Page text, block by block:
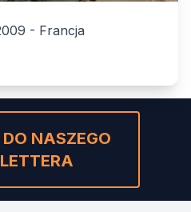
- Francja
NASZEGO